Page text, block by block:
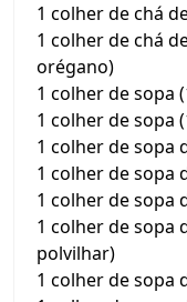
1 colher de chá
1 colher de chá
orégano)
1 colher de sopa
1 colher de sopa
1 colher de sopa
1 colher de sopa
1 colher de sopa
1 colher de sopa
polvilhar)
1 colher de sopa